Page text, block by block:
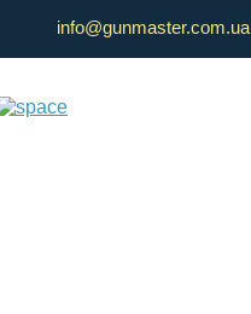
info@gunmaster.com.ua